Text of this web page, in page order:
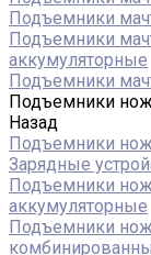
Подъемники
Подъемники
аккумуляторные
Подъемники
Подъемники
Назад
Подъемники
Зарядные
Подъемники
аккумуляторные
Подъемники